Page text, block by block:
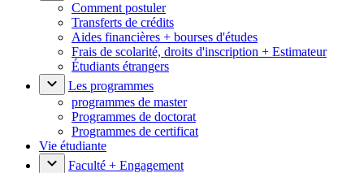
Comment postuler
Transferts de crédits
Aides financières + bourses d'études
Frais de scolarité, droits d'inscription + Estimateur
Étudiants étrangers
Les programmes
programmes de master
Programmes de doctorat
Programmes de certificat
Vie étudiante
Faculté + Engagement